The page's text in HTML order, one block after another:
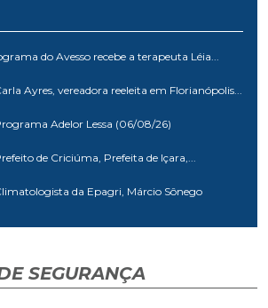
do Avesso recebe a terapeuta Léia...
Ayres, vereadora reeleita em Florianópolis...
Adelor Lessa (06/08/26)
de Criciúma, Prefeita de Içara,...
da Epagri, Márcio Sônego
SEGURANÇA